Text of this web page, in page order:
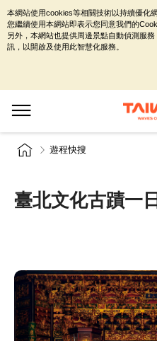
遊程快搜
臺北文化古蹟一
本網站使用cookies等相關技術以持續優化
您繼續使用本網站即表示您同意我們的
另外，本網站也提供周邊景點自動偵測服
訊，以開啟及使用此智慧化服務。